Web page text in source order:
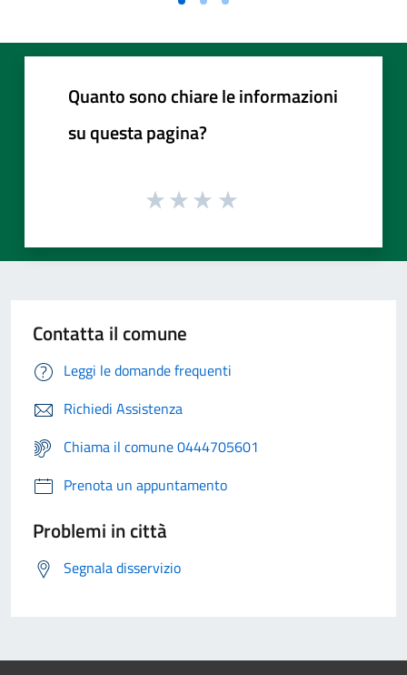
Quanto sono chiare le informazioni
su questa pagina?
Contatta il comune
Leggi le domande frequenti
Richiedi Assistenza
Chiama il comune 0444705601
Prenota un appuntamento
Problemi in città
Segnala disservizio